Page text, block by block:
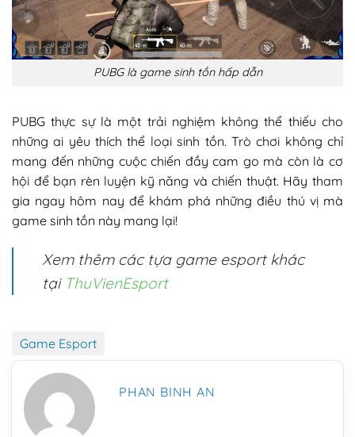
PUBG là game sinh tồn hấp dẫn
PUBG thực sự là một trải nghiệm không thể thiếu cho
những ai yêu thích thể loại sinh tồn. Trò chơi không chỉ
mang đến những cuộc chiến đầy cam go mà còn là cơ
hội để bạn rèn luyện kỹ năng và chiến thuật. Hãy tham
gia ngay hôm nay để khám phá những điều thú vị mà
game sinh tồn này mang lại!
Xem thêm các tựa game esport khác
tại ThuVienEsport
Game Esport
PHAN BINH AN